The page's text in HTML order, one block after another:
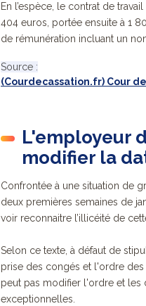
En l’espèce, le contrat de
404 euros, portée ensuite à 1
de rémunération incluant un
Source :
(Courdecassation.fr) Cour
L'employeur
modifier la
Confrontée à une situation de
deux premières semaines de
voir reconnaitre l’illicéité de
Selon ce texte, à défaut de
prise des congés et l'ordre des
peut pas modifier l'ordre et les
exceptionnelles.